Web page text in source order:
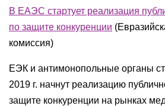
В ЕАЭС стартует реализация
по защите конкуренции
комиссия)
ЕЭК и антимонопольные органы
2019 г. начнут реализацию
защите конкуренции на рынках